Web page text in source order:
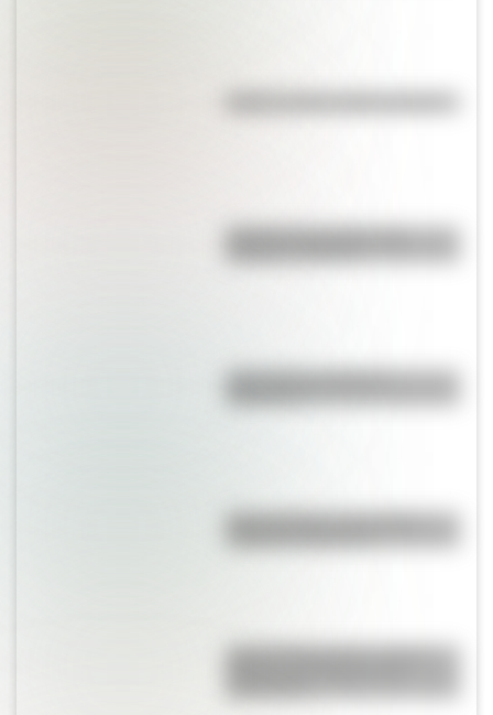
Bandera de Ecuador para
colorear e imprimir
Duda resuelta: ¿es el Truco
José de San Martín: conocé